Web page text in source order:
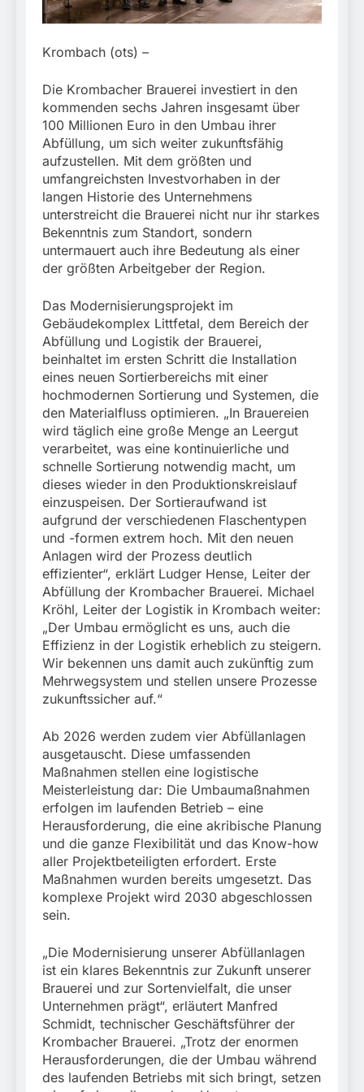
Beinahekollision an
Bahnverkehr
5. August 2026
Krombach (ots) –
Die Krombacher Brauerei investiert in den
kommenden sechs Jahren insgesamt über
100 Millionen Euro in den Umbau ihrer
Abfüllung, um sich weiter zukunftsfähig
aufzustellen. Mit dem größten und
umfangreichsten Investvorhaben in der
langen Historie des Unternehmens
unterstreicht die Brauerei nicht nur ihr starkes
Bekenntnis zum Standort, sondern
untermauert auch ihre Bedeutung als einer
der größten Arbeitgeber der Region.
Das Modernisierungsprojekt im
Gebäudekomplex Littfetal, dem Bereich der
Abfüllung und Logistik der Brauerei,
beinhaltet im ersten Schritt die Installation
eines neuen Sortierbereichs mit einer
hochmodernen Sortierung und Systemen, die
den Materialfluss optimieren. „In Brauereien
wird täglich eine große Menge an Leergut
verarbeitet, was eine kontinuierliche und
schnelle Sortierung notwendig macht, um
dieses wieder in den Produktionskreislauf
einzuspeisen. Der Sortieraufwand ist
aufgrund der verschiedenen Flaschentypen
und -formen extrem hoch. Mit den neuen
Anlagen wird der Prozess deutlich
effizienter“, erklärt Ludger Hense, Leiter der
Abfüllung der Krombacher Brauerei. Michael
Kröhl, Leiter der Logistik in Krombach weiter:
„Der Umbau ermöglicht es uns, auch die
Effizienz in der Logistik erheblich zu steigern.
Wir bekennen uns damit auch zukünftig zum
Mehrwegsystem und stellen unsere Prozesse
zukunftssicher auf.“
Ab 2026 werden zudem vier Abfüllanlagen
ausgetauscht. Diese umfassenden
Maßnahmen stellen eine logistische
Meisterleistung dar: Die Umbaumaßnahmen
erfolgen im laufenden Betrieb – eine
Herausforderung, die eine akribische Planung
und die ganze Flexibilität und das Know-how
aller Projektbeteiligten erfordert. Erste
Maßnahmen wurden bereits umgesetzt. Das
komplexe Projekt wird 2030 abgeschlossen
sein.
„Die Modernisierung unserer Abfüllanlagen
ist ein klares Bekenntnis zur Zukunft unserer
Brauerei und zur Sortenvielfalt, die unser
Unternehmen prägt“, erläutert Manfred
Schmidt, technischer Geschäftsführer der
Krombacher Brauerei. „Trotz der enormen
Herausforderungen, die der Umbau während
des laufenden Betriebs mit sich bringt, setzen